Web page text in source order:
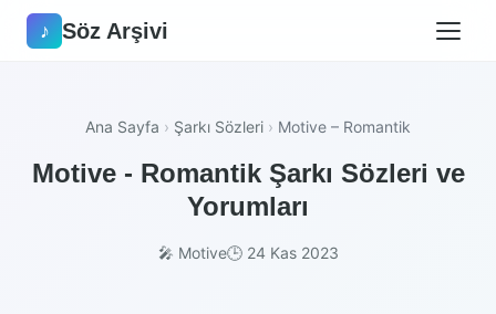
♪ Söz Arşivi
Ana Sayfa › Şarkı Sözleri › Motive – Romantik
Motive - Romantik Şarkı Sözleri ve
Yorumları
🎤 Motive🕒 24 Kas 2023